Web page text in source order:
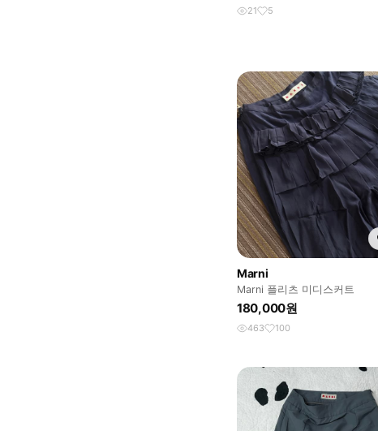
21 5
Marni
Marni 플리츠 미디스커트
180,000원
463 100